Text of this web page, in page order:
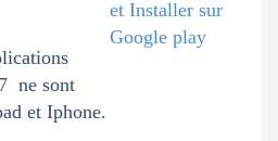
ne sont
et Iphone.